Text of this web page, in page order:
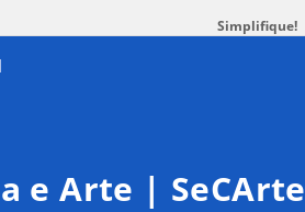
Simplifique!
e Arte | SeCArte